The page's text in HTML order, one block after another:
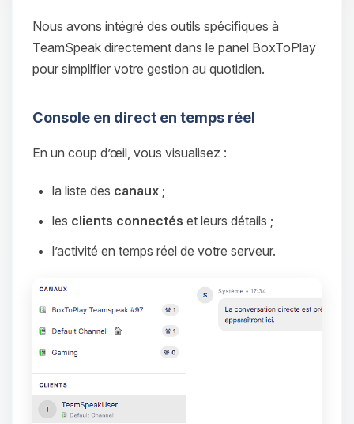
Nous avons intégré des outils spécifiques à
TeamSpeak directement dans le panel BoxToPlay
pour simplifier votre gestion au quotidien.
Console en direct en temps réel
En un coup d’œil, vous visualisez :
la liste des canaux ;
les clients connectés et leurs détails ;
l’activité en temps réel de votre serveur.